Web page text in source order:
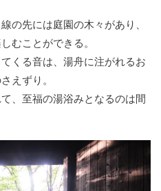
の先には庭園の木々があり、
むことができる。
くる音は、湯舟に注がれるお
えずり。
、至福の湯浴みとなるのは間